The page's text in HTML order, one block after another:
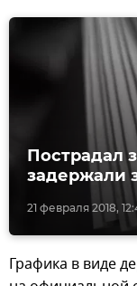
21 февраля 2018,
Пострадал
задержали
Графика в виде